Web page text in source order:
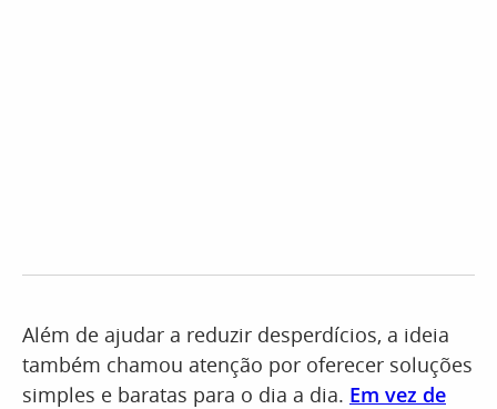
Além de ajudar a reduzir desperdícios, a ideia
também chamou atenção por oferecer soluções
simples e baratas para o dia a dia. Em vez de